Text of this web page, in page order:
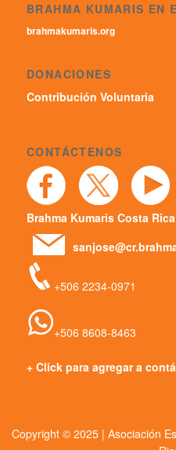
BRAHMA KUMARIS EN
brahmakumaris.org
DONACIONES
Contribución Voluntaria
CONTÁCTENOS
Brahma Kumaris Costa Rica
+506 2234-0971
+506 8608-8463
+ Click para agregar a
Copyright © 2025 | Asociación